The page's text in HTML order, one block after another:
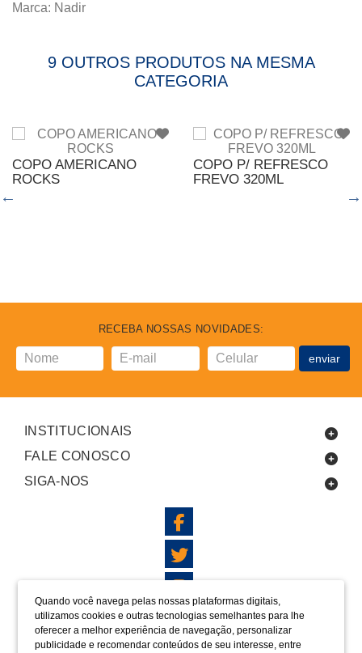
Quando você navega pelas nossas plataformas digitais,
utilizamos cookies e outras tecnologias semelhantes para lhe
oferecer a melhor experiência de navegação, personalizar
publicidade e recomendar conteúdos de seu interesse, entre
Marca: Nadir
9 OUTROS PRODUTOS NA MESMA
CATEGORIA
COPO AMERICANO
ROCKS
COPO P/ REFRESCO
FREVO 320ML
RECEBA NOSSAS NOVIDADES:
enviar
INSTITUCIONAIS
FALE CONOSCO
SIGA-NOS
LOCALIZAÇÃO
FORMAS DE PAGAMENTO